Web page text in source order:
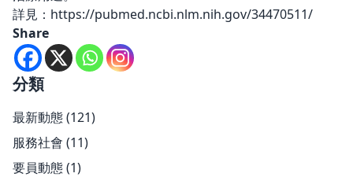
詳見：https://pubmed.ncbi.nlm.nih.gov/34470511/
Share
分類
最新動態(121)
服務社會 (11)
要員動態(1)